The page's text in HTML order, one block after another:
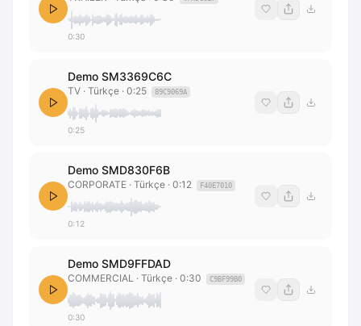
0:30
Demo SM3369C6C
TV · Türkçe · 0:25 89C9069A
0:25
Demo SMD830F6B
CORPORATE · Türkçe · 0:12 F40E7010
0:12
Demo SMD9FFDAD
COMMERCIAL · Türkçe · 0:30 C9BF99B0
0:30